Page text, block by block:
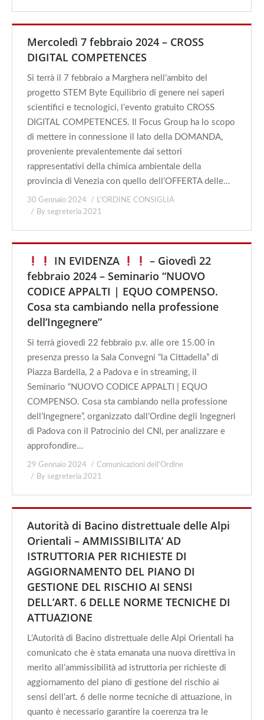
Mercoledì 7 febbraio 2024 – CROSS
DIGITAL COMPETENCES
Si terrà il 7 febbraio a Marghera nell’ambito del
progetto STEM Byte Equilibrio di genere nei saperi
scientifici e tecnologici, l’evento gratuito CROSS
DIGITAL COMPETENCES. Il Focus Group ha lo scopo
di mettere in connessione il lato della DOMANDA,
proveniente prevalentemente dai settori
rappresentativi della chimica ambientale della
provincia di Venezia con quello dell’OFFERTA delle…
30 Gennaio 2024
L'ORDINE CONSIGLIA
By segreteria 2021
IN EVIDENZA
– Giovedì 22
febbraio 2024 – Seminario “NUOVO
CODICE APPALTI | EQUO COMPENSO.
Cosa sta cambiando nella professione
dell’Ingegnere”
Si terrà giovedì 22 febbraio p.v. alle ore 15.00 in
presenza presso la Sala Convegni “la Cittadella” di
Piazza Bardella, 2 a Padova e in streaming, il
Seminario “NUOVO CODICE APPALTI | EQUO
COMPENSO. Cosa sta cambiando nella professione
dell’Ingegnere”, organizzato dall’Ordine degli Ingegneri
di Padova con il Patrocinio del CNI, per analizzare e
approfondire…
29 Gennaio 2024
Comunicazioni dell'Ordine
By segreteria 2021
Autorità di Bacino distrettuale delle Alpi
Orientali – AMMISSIBILITA’ AD
ISTRUTTORIA PER RICHIESTE DI
AGGIORNAMENTO DEL PIANO DI
GESTIONE DEL RISCHIO AI SENSI
DELL’ART. 6 DELLE NORME TECNICHE DI
ATTUAZIONE
L’Autorità di Bacino distrettuale delle Alpi Orientali ha
comunicato che è stata emanata una nuova direttiva in
merito all’ammissibilità ad istruttoria per richieste di
aggiornamento del piano di gestione del rischio ai
sensi dell’art. 6 delle norme tecniche di attuazione, in
quanto è necessario garantire la coerenza tra le